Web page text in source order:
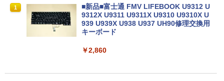
1
■新品■富士通 FMV LIFEBOOK U9312 U
9312X U9311 U9311X U9310 U9310X U
939 U939X U938 U937 UH90修理交換用
キーボード
￥2,860